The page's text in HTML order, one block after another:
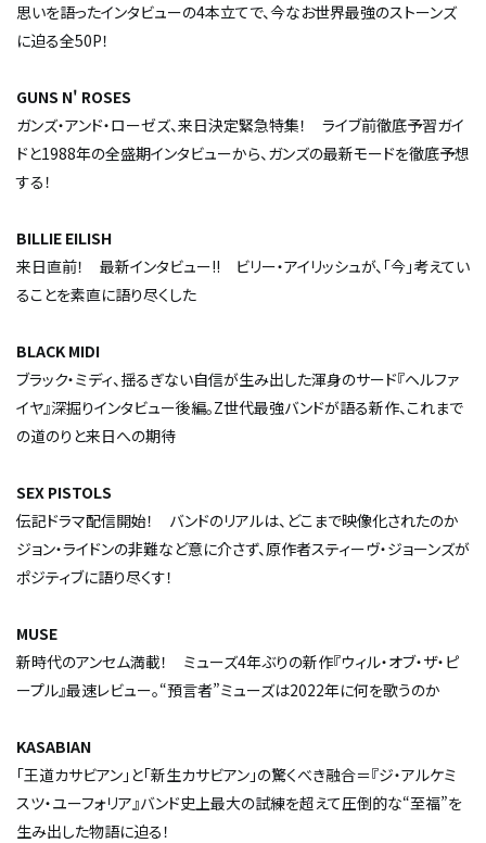
思いを語ったインタビューの4本立てで、今なお世界最強のストーンズ
に迫る全50P！
GUNS N' ROSES
ガンズ・アンド・ローゼズ、来日決定緊急特集！ ライブ前徹底予習ガイ
ドと1988年の全盛期インタビューから、ガンズの最新モードを徹底予想
する！
BILLIE EILISH
来日直前！ 最新インタビュー!! ビリー・アイリッシュが、「今」考えてい
ることを素直に語り尽くした
BLACK MIDI
ブラック・ミディ、揺るぎない自信が生み出した渾身のサード『ヘルファ
イヤ』深掘りインタビュー後編。Z世代最強バンドが語る新作、これまで
の道のりと来日への期待
SEX PISTOLS
伝記ドラマ配信開始！ バンドのリアルは、どこまで映像化されたのか――
ジョン・ライドンの非難など意に介さず、原作者スティーヴ・ジョーンズが
ポジティブに語り尽くす！
MUSE
新時代のアンセム満載！ ミューズ4年ぶりの新作『ウィル・オブ・ザ・ピ
ープル』最速レビュー。“預言者”ミューズは2022年に何を歌うのか――
KASABIAN
｢王道カサビアン」と「新生カサビアン」の驚くべき融合＝『ジ・アルケミ
スツ・ユーフォリア』――バンド史上最大の試練を超えて圧倒的な“至福”を
生み出した物語に迫る！